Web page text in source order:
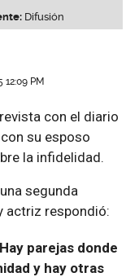
Difusión
PM
con el diario
su esposo
la infidelidad.
segunda
actriz respondió:
parejas donde
y hay otras